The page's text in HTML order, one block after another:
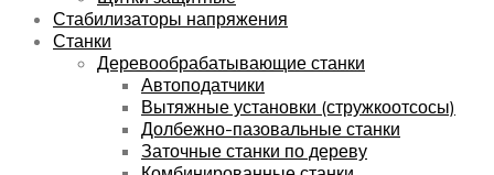
Стабилизаторы напряжения
Станки
Деревообрабатывающие станки
Автоподатчики
Вытяжные установки (стружкоотсосы)
Долбежно-пазовальные станки
Заточные станки по дереву